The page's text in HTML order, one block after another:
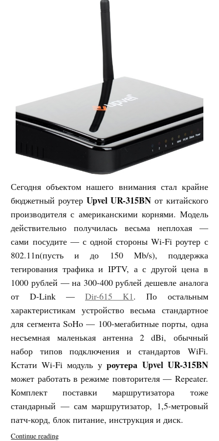
Сегодня объектом нашего внимания стал крайне
бюджетный роутер Upvel UR-315BN от китайского
производителя с американскими корнями. Модель
действительно получилась весьма неплохая —
сами посудите — с одной стороны Wi-Fi роутер с
802.11n(пусть и до 150 Mb/s), поддержка
тегирования трафика и IPTV, а с другой цена в
1000 рублей — на 300-400 рублей дешевле аналога
от D-Link — Dir-615 K1. По остальным
характеристикам устройство весьма стандартное
для сегмента SoHo — 100-мегабитные порты, одна
несъемная маленькая антенна 2 dBi, обычный
набор типов подключения и стандартов WiFi.
Кстати Wi-Fi модуль у роутера Upvel UR-315BN
может работать в режиме повторителя — Repeater.
Комплект поставки маршрутизатора тоже
стандарный — сам маршрутизатор, 1,5-метровый
патч-корд, блок питание, инструкция и диск.
Continue reading«Upvel